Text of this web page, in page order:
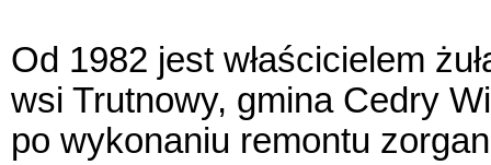
Od 1982 jest właścicielem
wsi Trutnowy, gmina Cedry
po wykonaniu remontu